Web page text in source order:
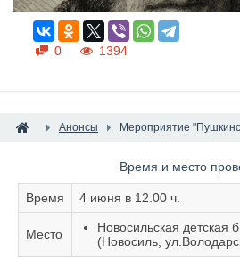
0 1394
Анонсы Мероприятие
Время и место
Время 4 июня в 12.00 ч.
Место
Новосильская детская
(Новосиль,